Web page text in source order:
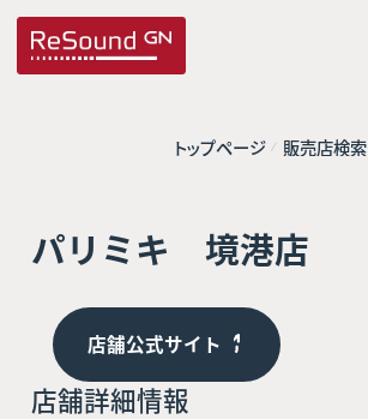
トップページ 販売店検索
パリミキ 境港店
店舗公式サイト
店舗詳細情報